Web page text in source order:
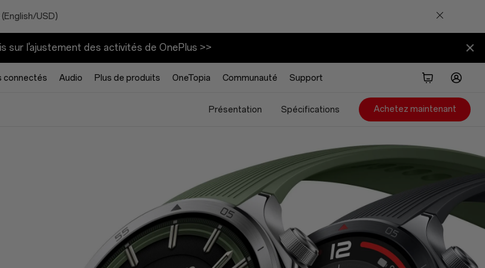
USD)
sur l'ajustement des activités de OnePlus >>
connectés Audio Plus de produits OneTopia Communauté Support
Achetez maintenant
Spécifications
Présentation